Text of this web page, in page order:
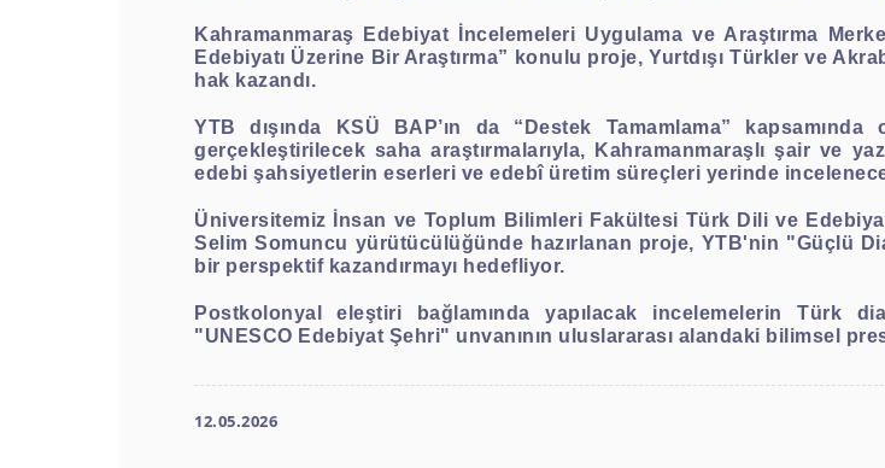
Kahramanmaraş Edebiyat İncelemeleri Uygulama ve Araştırma
Edebiyatı Üzerine Bir Araştırma” konulu proje, Yurtdışı Türkler ve
hak kazandı.
YTB dışında KSÜ BAP’ın da “Destek Tamamlama”
gerçekleştirilecek saha araştırmalarıyla, Kahramanmaraşlı şair ve
edebi şahsiyetlerin eserleri ve edebî üretim süreçleri yerinde
Üniversitemiz İnsan ve Toplum Bilimleri Fakültesi Türk Dili ve
Selim Somuncu yürütücülüğünde hazırlanan proje, YTB'nin "Güçlü
bir perspektif kazandırmayı hedefliyor.
Postkolonyal eleştiri bağlamında yapılacak incelemelerin Türk
"UNESCO Edebiyat Şehri" unvanının uluslararası alandaki bilimsel
12.05.2026